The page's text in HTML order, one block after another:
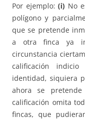
Por ejemplo:(i) No
polígono y
que se pretende
a otra finca ya
circunstancia
calificación
identidad, siquiera
ahora se
calificación omita
fincas, que